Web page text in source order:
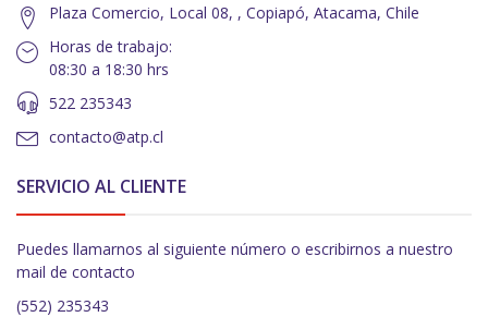
Plaza Comercio, Local 08, , Copiapó, Atacama, Chile
Horas de trabajo:
08:30 a 18:30 hrs
522 235343
contacto@atp.cl
SERVICIO AL CLIENTE
Puedes llamarnos al siguiente número o escribirnos a nuestro
mail de contacto
(552) 235343